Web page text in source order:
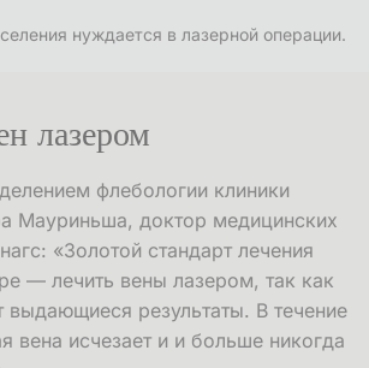
нуждается в лазерной операции.
лазером
флебологии клиники
Мауриньша, доктор медицинских
«Золотой стандарт лечения
— лечить вены лазером, так как
выдающиеся результаты. В течение
вена исчезает и и больше никогда